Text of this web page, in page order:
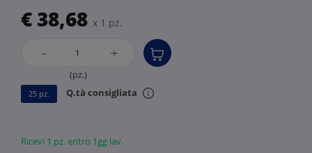
€ 38,68 x 1 pz.
- +
(pz.)
25 pz. Q.tà consigliata
Ricevi 1 pz. entro 1gg lav.